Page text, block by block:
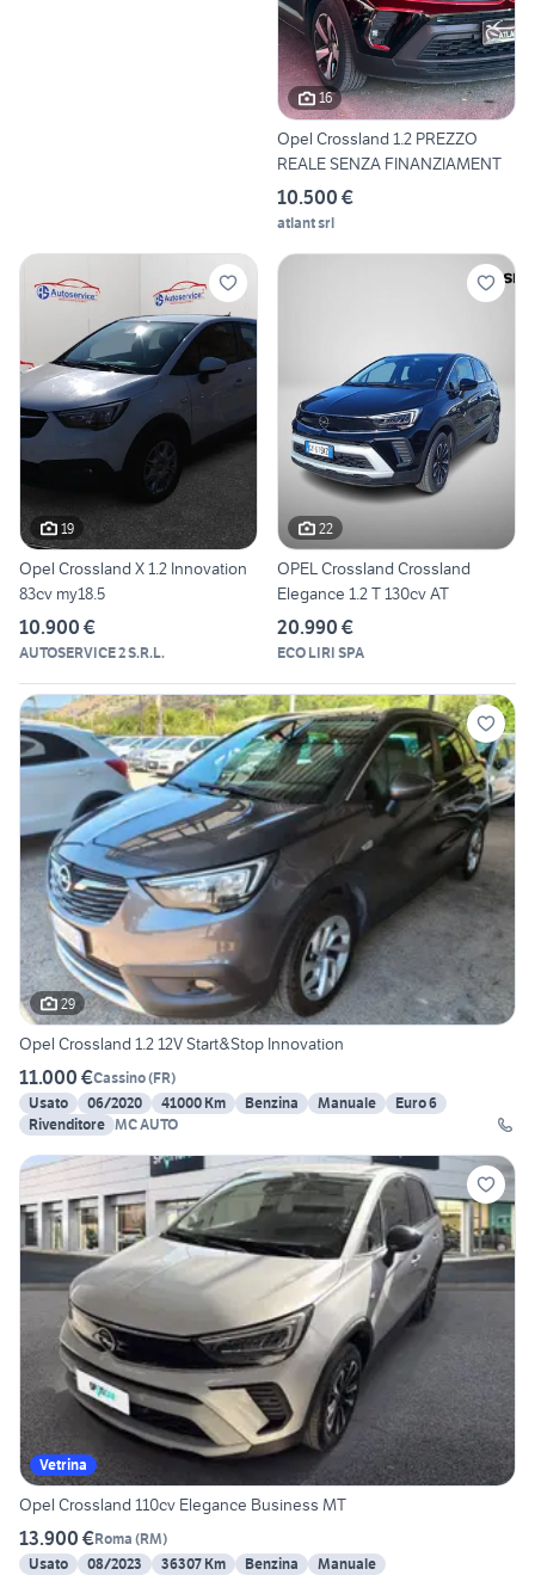
16
Opel Crossland 1.2 PREZZO
REALE SENZA FINANZIAMENT
10.500 €
atlant srl
19
Opel Crossland X 1.2 Innovation
83cv my18.5
10.900 €
AUTOSERVICE 2 S.R.L.
22
OPEL Crossland Crossland
Elegance 1.2 T 130cv AT
20.990 €
ECO LIRI SPA
29
Opel Crossland 1.2 12V Start&Stop Innovation
11.000 €Cassino(FR)
Usato
06/2020 41000 Km Benzina Manuale
Euro 6
Rivenditore MC AUTO
Vetrina
Opel Crossland 110cv Elegance Business MT
13.900 €Roma (RM)
Usato
08/2023 36307 Km Benzina
Manuale